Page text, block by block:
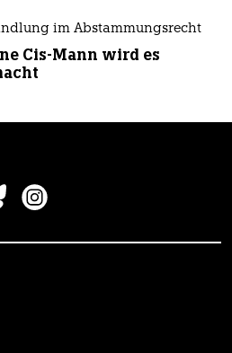
im Abstammungsrecht
Cis-Mann wird es